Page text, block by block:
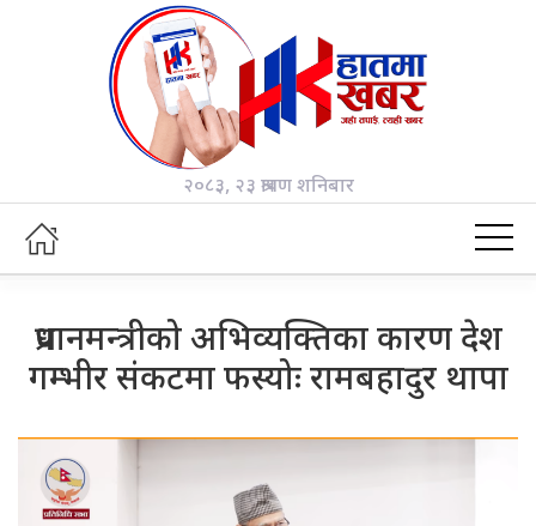
२०८३, २३ श्रावण शनिबार
प्रधानमन्त्रीको अभिव्यक्तिका कारण देश
गम्भीर संकटमा फस्योः रामबहादुर थापा